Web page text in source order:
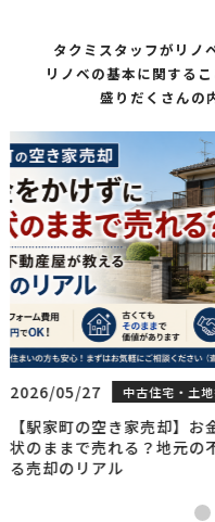
タクミスタッフがリノ
リノベの基本に関する
盛りだくさんの
ずに現
が教え
2026/03/
23
リノ
【1500万円得す
ど土地探しに疲